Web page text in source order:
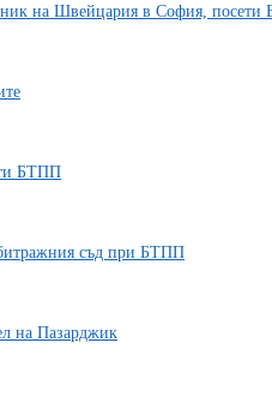
на Швейцария в София,
БТПП
съд при БТПП
на Пазарджик